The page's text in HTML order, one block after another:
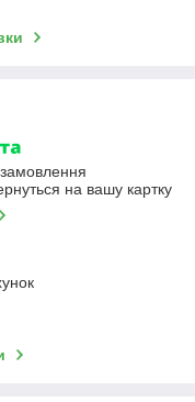
на вашу картку